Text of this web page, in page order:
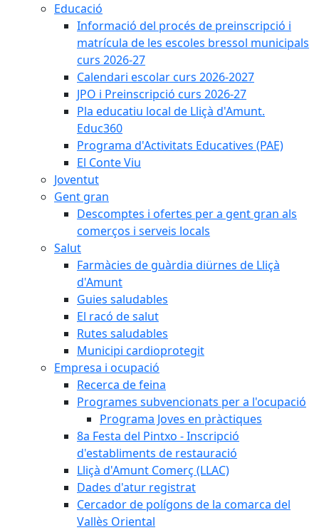
Educació
Informació del procés de preinscripció i
matrícula de les escoles bressol municipals
curs 2026-27
Calendari escolar curs 2026-2027
JPO i Preinscripció curs 2026-27
Pla educatiu local de Lliçà d'Amunt.
Educ360
Programa d'Activitats Educatives (PAE)
El Conte Viu
Joventut
Gent gran
Descomptes i ofertes per a gent gran als
comerços i serveis locals
Salut
Farmàcies de guàrdia diürnes de Lliçà
d'Amunt
Guies saludables
El racó de salut
Rutes saludables
Municipi cardioprotegit
Empresa i ocupació
Recerca de feina
Programes subvencionats per a l'ocupació
Programa Joves en pràctiques
8a Festa del Pintxo - Inscripció
d'establiments de restauració
Lliçà d'Amunt Comerç (LLAC)
Dades d'atur registrat
Cercador de polígons de la comarca del
Vallès Oriental